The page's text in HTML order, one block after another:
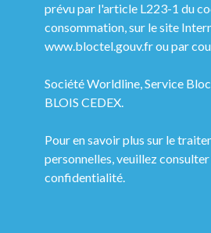
prévu par l'article L223-1 du
consommation, sur le site
www.bloctel.gouv.fr ou par
Société Worldline, Service
BLOIS CEDEX.
Pour en savoir plus sur le
personnelles, veuillez
confidentialité.